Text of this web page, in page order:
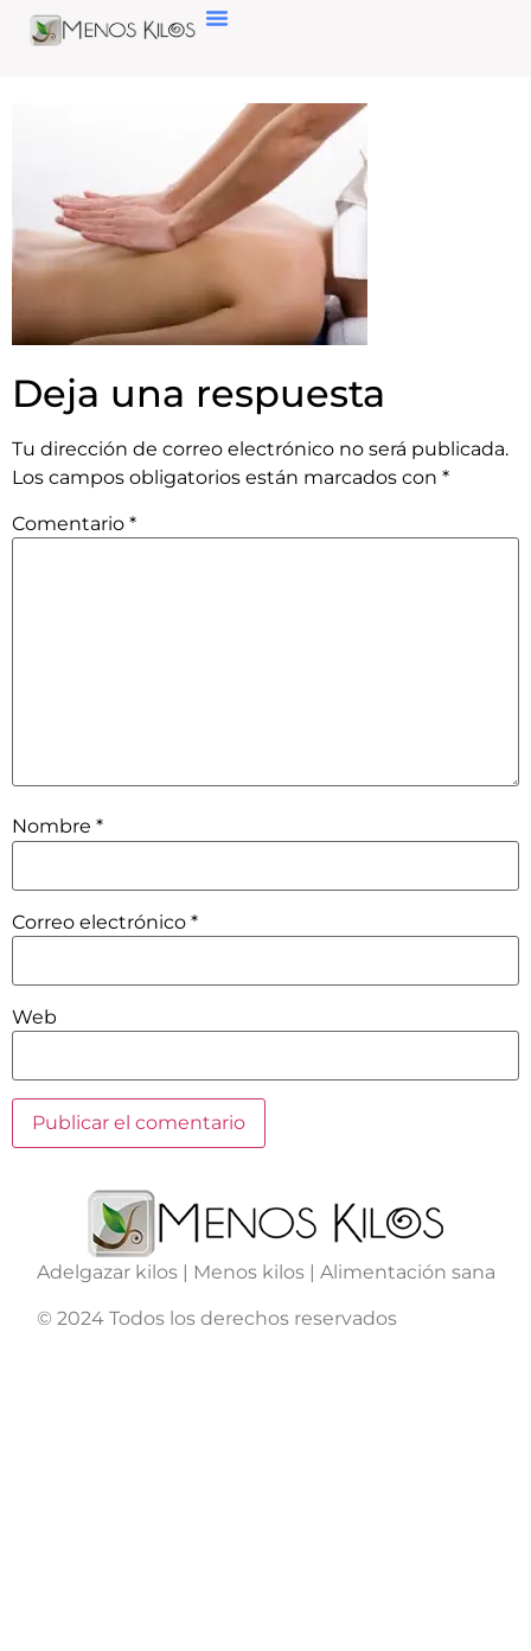
Deja una respuesta
Tu dirección de correo electrónico no será publicada.
Los campos obligatorios están marcados con *
Comentario *
Nombre *
Correo electrónico *
Web
Adelgazar kilos | Menos kilos | Alimentación sana
© 2024 Todos los derechos reservados